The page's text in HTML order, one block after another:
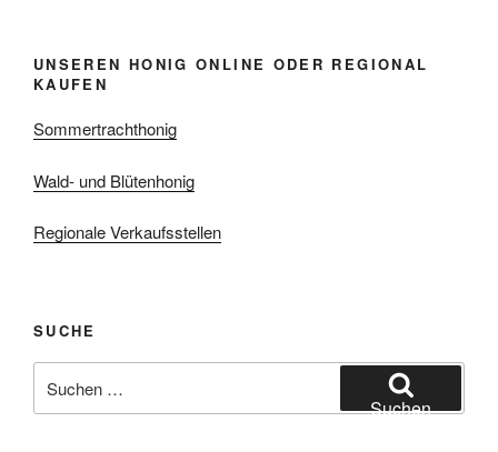
UNSEREN HONIG ONLINE ODER REGIONAL
KAUFEN
Sommertrachthonig
Wald- und Blütenhonig
Regionale Verkaufsstellen
SUCHE
nach:
Suchen